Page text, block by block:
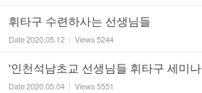
휘타구 수련하사는 선생님들
Date2020.05.12 Views5244
'인천석남초교 선생님들 휘타구 세미나
Date2020.05.04 Views5551